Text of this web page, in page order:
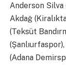
Anderson Silva
Akdağ
(Teksüt
(Adana